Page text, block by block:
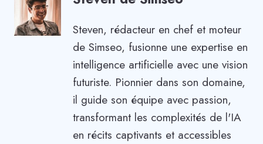
Steven, rédacteur en chef et moteur
de Simseo, fusionne une expertise en
intelligence artificielle avec une vision
futuriste. Pionnier dans son domaine,
il guide son équipe avec passion,
transformant les complexités de l'IA
en récits captivants et accessibles